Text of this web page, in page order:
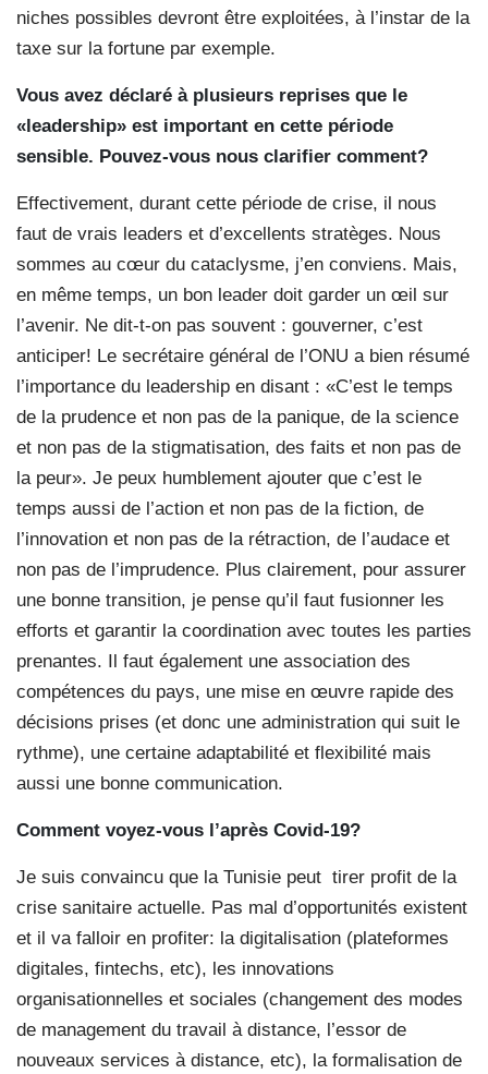
niches possibles devront être exploitées, à l’instar de la
taxe sur la fortune par exemple.
Vous avez déclaré à plusieurs reprises que le
«leadership» est important en cette période
sensible. Pouvez-vous nous clarifier comment?
Effectivement, durant cette période de crise, il nous
faut de vrais leaders et d’excellents stratèges. Nous
sommes au cœur du cataclysme, j’en conviens. Mais,
en même temps, un bon leader doit garder un œil sur
l’avenir. Ne dit-t-on pas souvent : gouverner, c’est
anticiper! Le secrétaire général de l’ONU a bien résumé
l’importance du leadership en disant : «C’est le temps
de la prudence et non pas de la panique, de la science
et non pas de la stigmatisation, des faits et non pas de
la peur». Je peux humblement ajouter que c’est le
temps aussi de l’action et non pas de la fiction, de
l’innovation et non pas de la rétraction, de l’audace et
non pas de l’imprudence. Plus clairement, pour assurer
une bonne transition, je pense qu’il faut fusionner les
efforts et garantir la coordination avec toutes les parties
prenantes. Il faut également une association des
compétences du pays, une mise en œuvre rapide des
décisions prises (et donc une administration qui suit le
rythme), une certaine adaptabilité et flexibilité mais
aussi une bonne communication.
Comment voyez-vous l’après Covid-19?
Je suis convaincu que la Tunisie peut tirer profit de la
crise sanitaire actuelle. Pas mal d’opportunités existent
et il va falloir en profiter: la digitalisation (plateformes
digitales, fintechs, etc), les innovations
organisationnelles et sociales (changement des modes
de management du travail à distance, l’essor de
nouveaux services à distance, etc), la formalisation de